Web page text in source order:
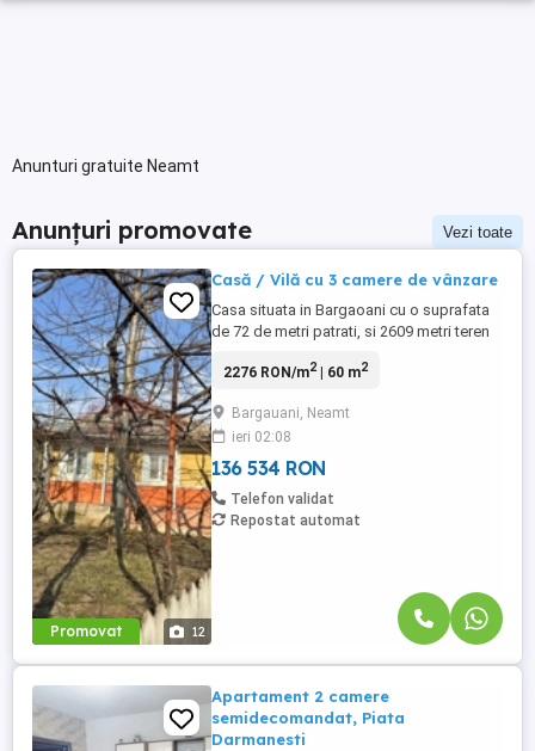
Anunturi gratuite Neamt
Anunțuri promovate Vezi toate
Promovat 12
Casă / Vilă cu 3 camere de vânzare
Casa situata in Bargaoani cu o suprafata
de 72 de metri patrati, si 2609 metri teren
anul 1949.
2276 RON/m2| 60 m2
Bargauani, Neamt
ieri 02:08
136 534 RON
Telefon validat
Repostat automat
Apartament 2 camere
semidecomandat, Piata
Darmanesti